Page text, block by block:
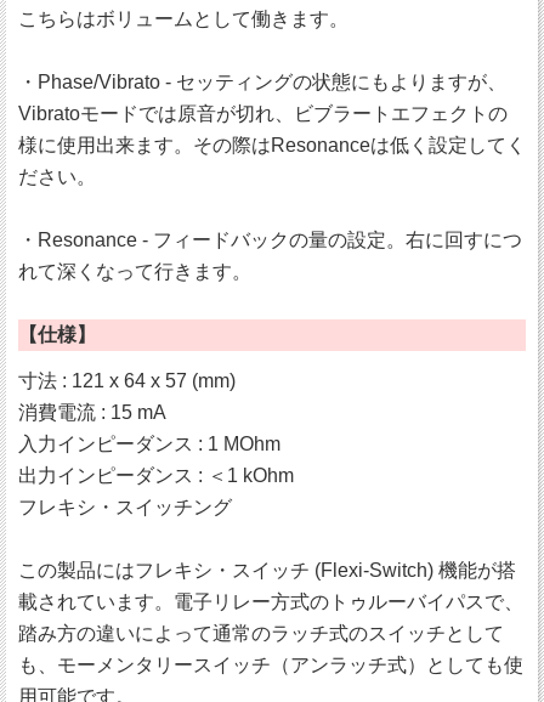
こちらはボリュームとして働きます。
・Phase/Vibrato - セッティングの状態にもよりますが、
Vibratoモードでは原音が切れ、ビブラートエフェクトの
様に使用出来ます。その際はResonanceは低く設定してく
ださい。
・Resonance - フィードバックの量の設定。右に回すにつ
れて深くなって行きます。
【仕様】
寸法 : 121 x 64 x 57 (mm)
消費電流 : 15 mA
入力インピーダンス : 1 MOhm
出力インピーダンス : ＜1 kOhm
フレキシ・スイッチング
この製品にはフレキシ・スイッチ (Flexi-Switch) 機能が搭
載されています。電子リレー方式のトゥルーバイパスで、
踏み方の違いによって通常のラッチ式のスイッチとして
も、モーメンタリースイッチ（アンラッチ式）としても使
用可能です。